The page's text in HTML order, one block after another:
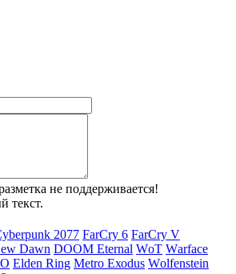
не поддерживается!
текст.
2077 FаrСry 6 FarCry V
Dаwn DООМ Еtеrnаl WоТ Wаrfасе
Elden Ring Меtrо Ехоdus Wоlfеnstеin